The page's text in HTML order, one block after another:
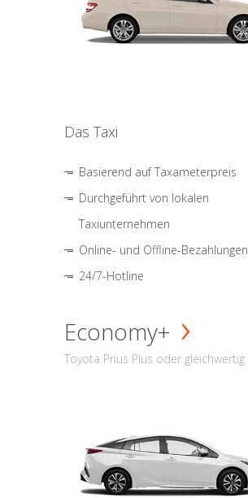
Das Taxi
Basierend auf Taxameterpreis
Durchgeführt von lokalen
Taxiunternehmen
Online- und Offline-Bezahlungen
24/7-Hotline
Economy+
Toyota Prius Plus oder gleichwertig